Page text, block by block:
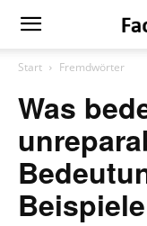
Fachwort24
ShopStart Fremdwörter
Was
Beispiele